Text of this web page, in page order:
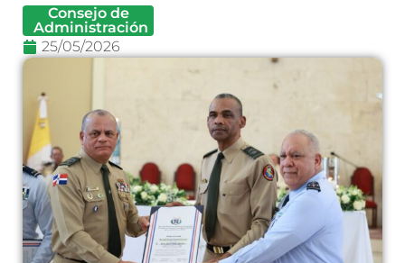
Consejo de
Administración
25/05/2026